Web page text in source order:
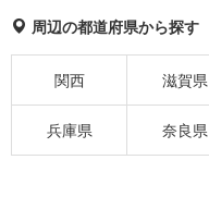
周辺の都道府県から探す
関西 滋賀県
兵庫県 奈良県